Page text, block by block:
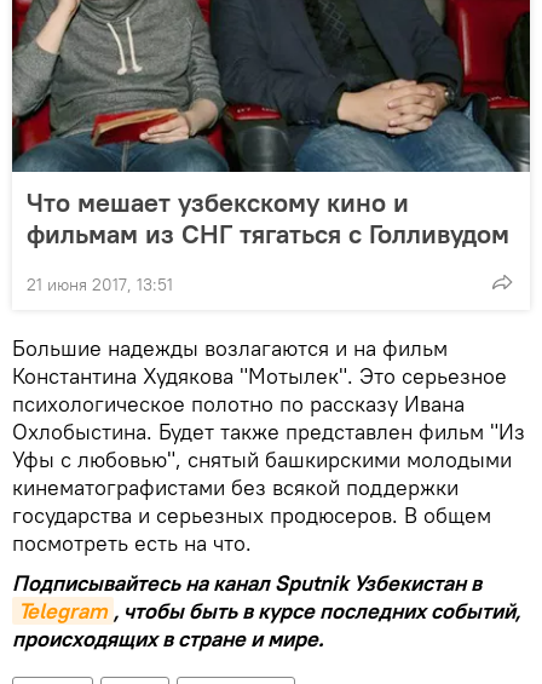
Что мешает узбекскому кино и
фильмам из СНГ тягаться с Голливудом
21 июня 2017, 13:51
Большие надежды возлагаются и на фильм
Константина Худякова "Мотылек". Это серьезное
психологическое полотно по рассказу Ивана
Охлобыстина. Будет также представлен фильм "Из
Уфы с любовью", снятый башкирскими молодыми
кинематографистами без всякой поддержки
государства и серьезных продюсеров. В общем
посмотреть есть на что.
Подписывайтесь на канал Sputnik Узбекистан в
Telegram , чтобы быть в курсе последних событий,
происходящих в стране и мире.